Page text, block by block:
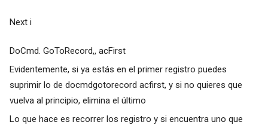
Next i
DoCmd. GoToRecord,, acFirst
Evidentemente, si ya estás en el primer registro puedes
suprimir lo de docmdgotorecord acfirst, y si no quieres que
vuelva al principio, elimina el último
Lo que hace es recorrer los registro y si encuentra uno que